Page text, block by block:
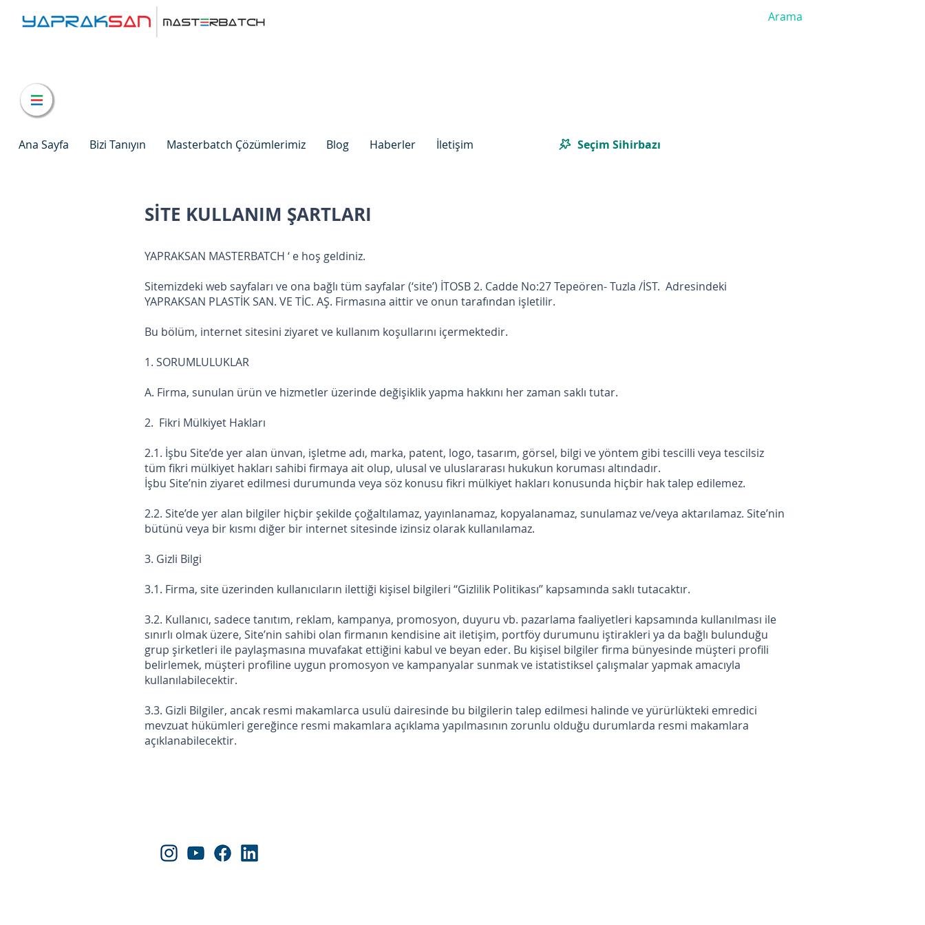
Ana Sayfa Bizi Tanıyın Masterbatch Çözümlerimiz Blog Haberler İletişim Seçim Sihirbazı
SİTE KULLANIM ŞARTLARI
YAPRAKSAN MASTERBATCH ‘ e hoş geldiniz.
Sitemizdeki web sayfaları ve ona bağlı tüm sayfalar (‘site’) İTOSB 2. Cadde No:27 Tepeören- Tuzla /İST. Adresindeki
YAPRAKSAN PLASTİK SAN. VE TİC. AŞ. Firmasına aittir ve onun tarafından işletilir.
Bu bölüm, internet sitesini ziyaret ve kullanım koşullarını içermektedir.
1. SORUMLULUKLAR
A. Firma, sunulan ürün ve hizmetler üzerinde değişiklik yapma hakkını her zaman saklı tutar.
2. Fikri Mülkiyet Hakları
2.1. İşbu Site’de yer alan ünvan, işletme adı, marka, patent, logo, tasarım, görsel, bilgi ve yöntem gibi tescilli veya tescilsiz
tüm fikri mülkiyet hakları sahibi firmaya ait olup, ulusal ve uluslararası hukukun koruması altındadır.
İşbu Site’nin ziyaret edilmesi durumunda veya söz konusu fikri mülkiyet hakları konusunda hiçbir hak talep edilemez.
2.2. Site’de yer alan bilgiler hiçbir şekilde çoğaltılamaz, yayınlanamaz, kopyalanamaz, sunulamaz ve/veya aktarılamaz. Site’nin
bütünü veya bir kısmı diğer bir internet sitesinde izinsiz olarak kullanılamaz.
3. Gizli Bilgi
3.1. Firma, site üzerinden kullanıcıların ilettiği kişisel bilgileri ‘‘Gizlilik Politikası’’ kapsamında saklı tutacaktır.
3.2. Kullanıcı, sadece tanıtım, reklam, kampanya, promosyon, duyuru vb. pazarlama faaliyetleri kapsamında kullanılması ile
sınırlı olmak üzere, Site’nin sahibi olan firmanın kendisine ait iletişim, portföy durumunu iştirakleri ya da bağlı bulunduğu
grup şirketleri ile paylaşmasına muvafakat ettiğini kabul ve beyan eder. Bu kişisel bilgiler firma bünyesinde müşteri profili
belirlemek, müşteri profiline uygun promosyon ve kampanyalar sunmak ve istatistiksel çalışmalar yapmak amacıyla
kullanılabilecektir.
3.3. Gizli Bilgiler, ancak resmi makamlarca usulü dairesinde bu bilgilerin talep edilmesi halinde ve yürürlükteki emredici
mevzuat hükümleri gereğince resmi makamlara açıklama yapılmasının zorunlu olduğu durumlarda resmi makamlara
açıklanabilecektir.